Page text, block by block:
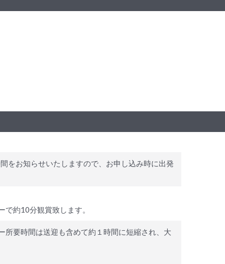
をお知らせいたしますので、お申し込み時に出発
約10分観賞致します。
要時間は送迎も含めて約１時間に短縮され、大